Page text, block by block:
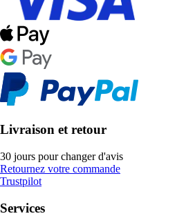
Livraison et retour
30 jours pour changer d'avis
Retournez votre commande
Trustpilot
Services